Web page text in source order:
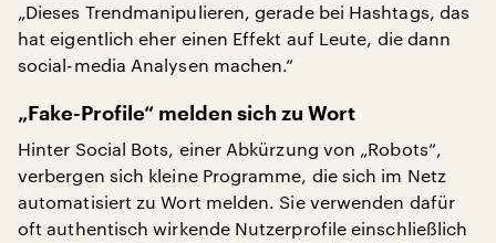
„Dieses Trendmanipulieren, gerade bei Hashtags, das
hat eigentlich eher einen Effekt auf Leute, die dann
social-media Analysen machen.“
„Fake-Profile“ melden sich zu Wort
Hinter Social Bots, einer Abkürzung von „Robots“,
verbergen sich kleine Programme, die sich im Netz
automatisiert zu Wort melden. Sie verwenden dafür
oft authentisch wirkende Nutzerprofile einschließlich